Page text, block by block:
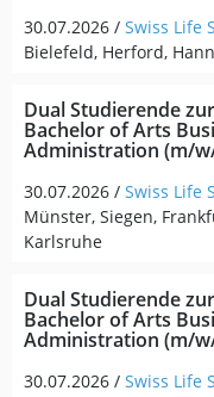
30.07.2026 / Swiss Life
Bielefeld, Herford,
Dual Studierende
Bachelor of Arts
Administration (m/
30.07.2026 / Swiss Life
Münster, Siegen,
Karlsruhe
Dual Studierende
Bachelor of Arts
Administration (m/
30.07.2026 / Swiss Life